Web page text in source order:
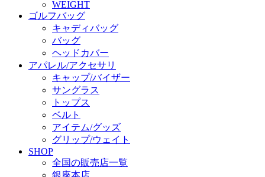
WEIGHT
ゴルフバッグ
キャディバッグ
バッグ
ヘッドカバー
アパレル/アクセサリ
キャップ/バイザー
サングラス
トップス
ベルト
アイテム/グッズ
グリップ/ウェイト
SHOP
全国の販売店一覧
銀座本店